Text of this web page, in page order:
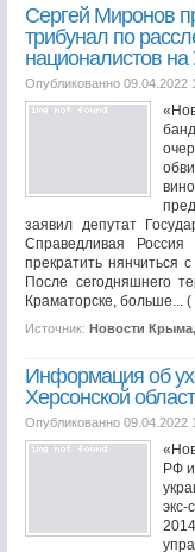
Сергей Миронов
трибунал по
националистов на
Опубликованно 09.04.2022
заявил депутат
Справедливая
прекратить нянчиться
После сегодняшнего
Краматорске, больше... (
Источник: Новости
Информация об
Херсонской
Опубликованно 09.04.2022
РФ